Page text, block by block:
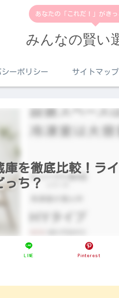
あなたの「これだ！」がきっ
みんなの賢い
ーポリシー サイトマップ
を徹底比較！ラ
っち？
LINE Pinterest